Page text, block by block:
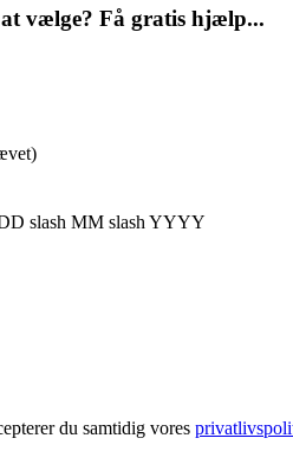
vælge? Få gratis hjælp...
slash MM slash YYYY
du samtidig vores